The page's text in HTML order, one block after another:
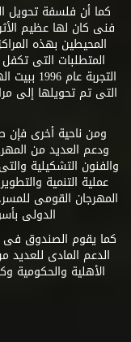
كما أن فلسفة تحويل
فنى كان لها عظيم
المحيطين بهذه
المتطلبات التى
التجربة
ومن ناحية أخرى فإن
ودعم العديد من
والفنون التشكيلية
عملية التنمية
المهرجان القومى
الدولى
كما يقوم الصندوق فى
الدعم المادى للعديد
الأهلية والحكومية